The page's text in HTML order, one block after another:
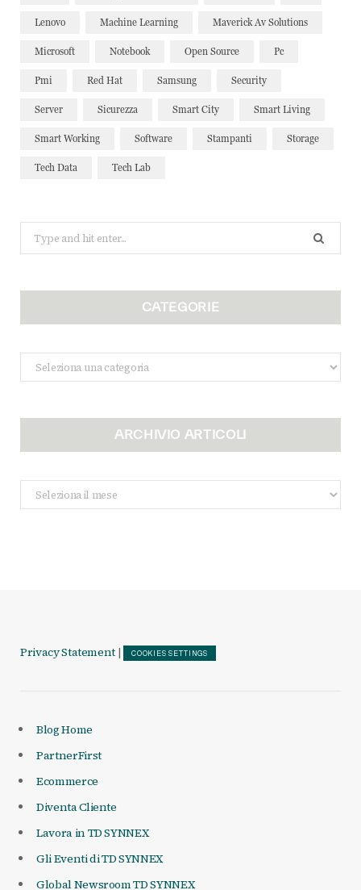
Lenovo Machine Learning Maverick Av Solutions
Microsoft Notebook Open Source Pc
Pmi Red Hat Samsung Security
Server Sicurezza Smart City Smart Living
Smart Working Software Stampanti Storage
Tech Data Tech Lab
for:
CATEGORIE
Categorie
ARCHIVIO ARTICOLI
Archivio
Articoli
Privacy Statement | COOKIES SETTINGS
Blog Home
PartnerFirst
Ecommerce
Diventa Cliente
Lavora in TD SYNNEX
Gli Eventi di TD SYNNEX
Global Newsroom TD SYNNEX